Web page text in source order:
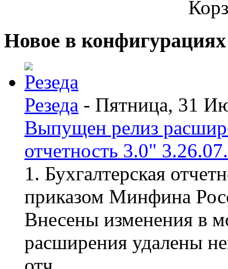
Новое в конфигурациях
Резеда - Пятница, 31
Выпущен релиз
отчетность 3.0"
1. Бухгалтерская
приказом Минфина
Внесены изменения в
расширения удалены